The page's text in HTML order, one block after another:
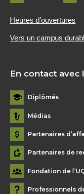
Heures d’ouvertures
Vers un campus
En contact avec
Diplômés
Médias
Partenaires
Partenaires de
Fondation de
Professionnels